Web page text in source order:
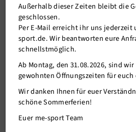
Wassersport
Denksport
Tanzsport
Sport A-Z
Außerhalb dieser Zeiten bleibt die
geschlossen.
Per E-Mail erreicht ihr uns jederzeit
sport.de. Wir beantworten eure
schnellstmöglich.
Ab Montag, den 31.08.2026, sind
gewohnten Öffnungszeiten für euch
Wir danken Ihnen für euer
schöne Sommerferien!
Euer me-sport Team